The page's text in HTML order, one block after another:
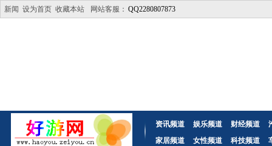
新闻 设为首页 收藏本站 网站客服： QQ2280807873
资讯频道 娱乐频道 财经频道
家居频道
女性频道 科技频道